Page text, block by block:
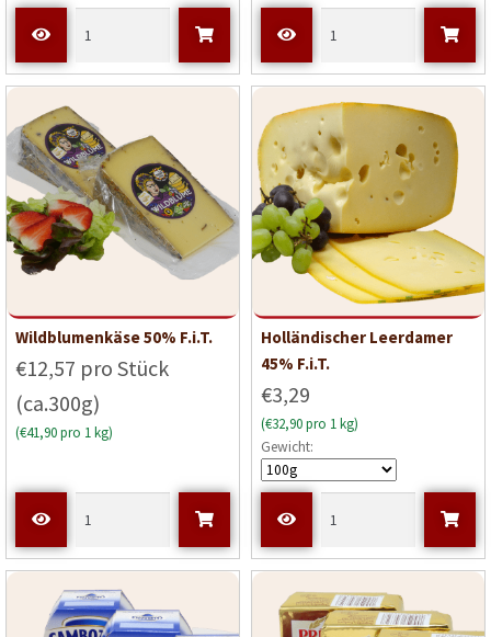
Wildblumenkäse 50% F.i.T.
€12,57 pro Stück
(ca.300g)
(€41,90 pro 1 kg)
Holländischer Leerdamer
45% F.i.T.
€3,29
(€32,90 pro 1 kg)
Gewicht: